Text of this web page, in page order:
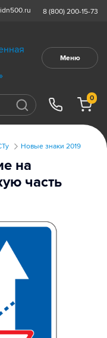
8 (800) 200-15-73
Меню
0
Новые знаки 2019
на
часть